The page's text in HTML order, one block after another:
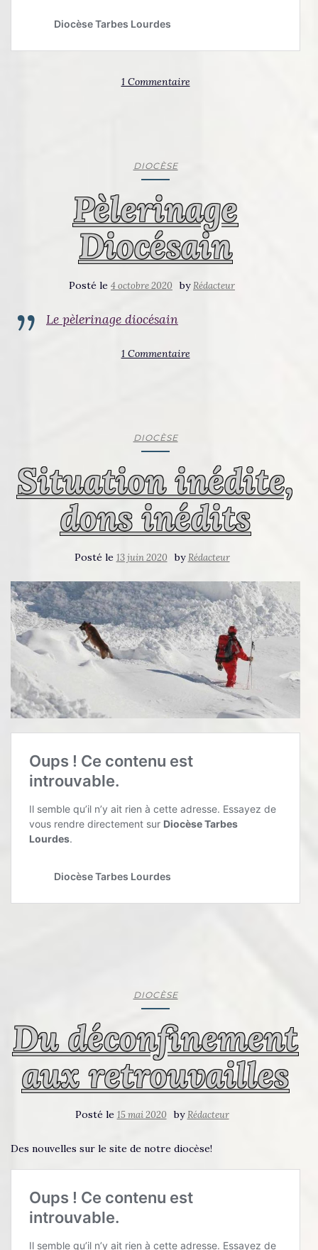
1 Commentaire
DIOCÈSE
Pèlerinage
Diocésain
Posté le 4 octobre 2020 byRédacteur
Le pèlerinage diocésain
1 Commentaire
DIOCÈSE
Situation inédite,
dons inédits
Posté le 13 juin 2020 byRédacteur
DIOCÈSE
Du déconfinement
aux retrouvailles
Posté le 15 mai 2020 byRédacteur
Des nouvelles sur le site de notre diocèse!